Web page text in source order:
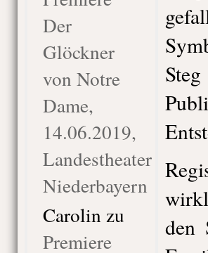
Der
Glöckner
von Notre
Dame,
14.06.2019,
Landestheater
Niederbayern
Carolin zu
Premiere
den